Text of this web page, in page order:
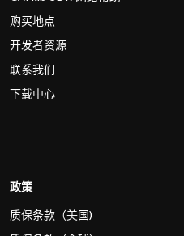
购买地点
开发者资源
联系我们
下载中心
政策
质保条款（美国)